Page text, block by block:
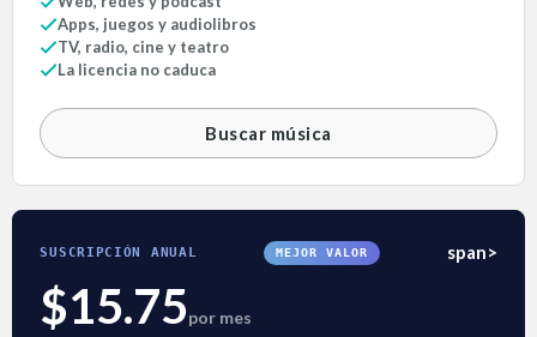
Apps, juegos y audiolibros
TV, radio, cine y teatro
La licencia no caduca
Buscar música
SUSCRIPCIÓN ANUAL MEJOR VALOR span>
$15.75por mes